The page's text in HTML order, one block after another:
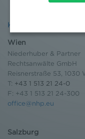
Kontakt
Wien
Niederhuber & Partner
Rechtsanwälte GmbH
Reisnerstraße 53, 1030
T: +43 1 513 21 24-0
F: +43 1 513 21 24-300
office@nhp.eu
Salzburg
Behörden, zu
werden können.
Bildschirmrand
Einwilligung
Weitere